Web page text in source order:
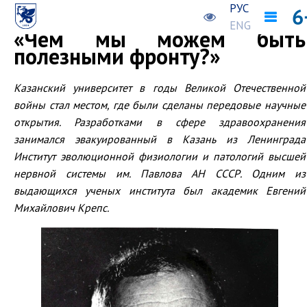
Предыдущая новость Следующая новость
РУС
ENG
«Чем мы можем быть
полезными фронту?»
Казанский университет в годы Великой Отечественной
войны стал местом, где были сделаны передовые научные
открытия. Разработками в сфере здравоохранения
занимался эвакуированный в Казань из Ленинграда
Институт эволюционной физиологии и патологий высшей
нервной системы им. Павлова АН СССР. Одним из
выдающихся ученых института был академик Евгений
Михайлович Крепс.